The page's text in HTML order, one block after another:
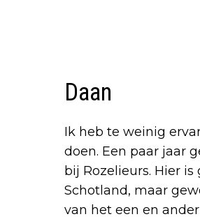
Daan
Ik heb te weinig
doen. Een paar jaar
bij Rozelieurs. Hier
Schotland, maar
van het een en